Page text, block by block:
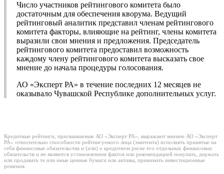
Число участников рейтингового комитета было
достаточным для обеспечения кворума. Ведущий
рейтинговый аналитик представил членам рейтингового
комитета факторы, влияющие на рейтинг, члены комитета
выразили свои мнения и предложения. Председатель
рейтингового комитета предоставил возможность
каждому члену рейтингового комитета высказать свое
мнение до начала процедуры голосования.
АО «Эксперт РА» в течение последних 12 месяцев не
оказывало Чувашской Республике дополнительных услуг.
Кредитные рейтинги, присваиваемые АО «Эксперт РА», выражают мнение АО «Эксперт
РА» относительно способности рейтингуемого лица (эмитента) исполнять принятые на
себя финансовые обязательства и (или) о кредитном риске его отдельных финансовых
обязательств и не являются установлением фактов или рекомендацией покупать, держать
или продавать те или иные ценные бумаги или активы, принимать инвестиционные
решения.